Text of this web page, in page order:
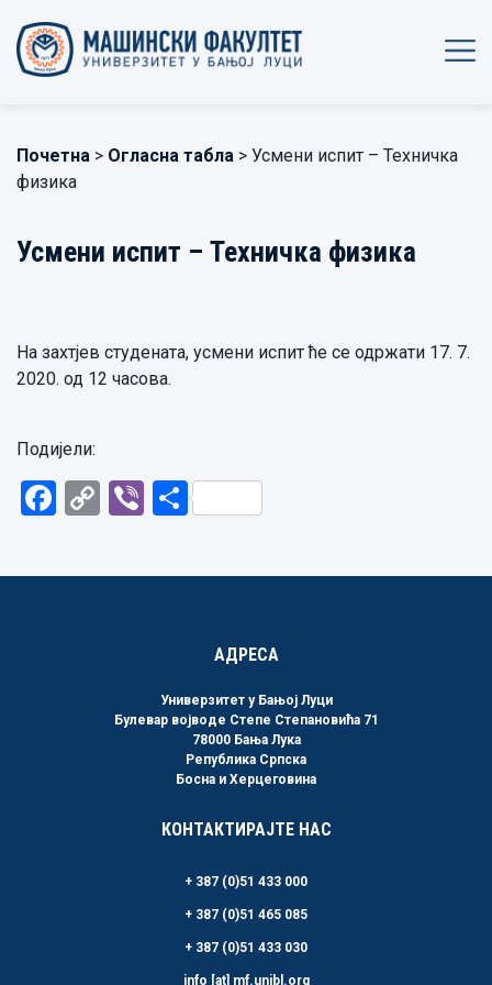
Почетна > Огласна табла > Усмени испит – Техничка
физика
Усмени испит – Техничка физика
На захтјев студената, усмени испит ће се одржати 17. 7.
2020. од 12 часова.
Подијели:
Facebook
CopyViberShare
АДРЕСА
Универзитет у Бањој Луци
Булевар војводе Степе Степановића 71
78000 Бања Лука
Република Српска
Босна и Херцеговина
КОНТАКТИРАЈТЕ НАС
+ 387 (0)51 433 000
+ 387 (0)51 465 085
+ 387 (0)51 433 030
info [at] mf.unibl.org